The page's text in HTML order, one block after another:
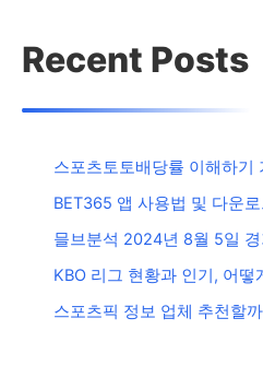
Recent Posts
스포츠토토배당률 이해하기
BET365 앱 사용법 및 다운
믈브분석 2024년 8월 5일
KBO 리그 현황과 인기, 어
스포츠픽 정보 업체 추천할